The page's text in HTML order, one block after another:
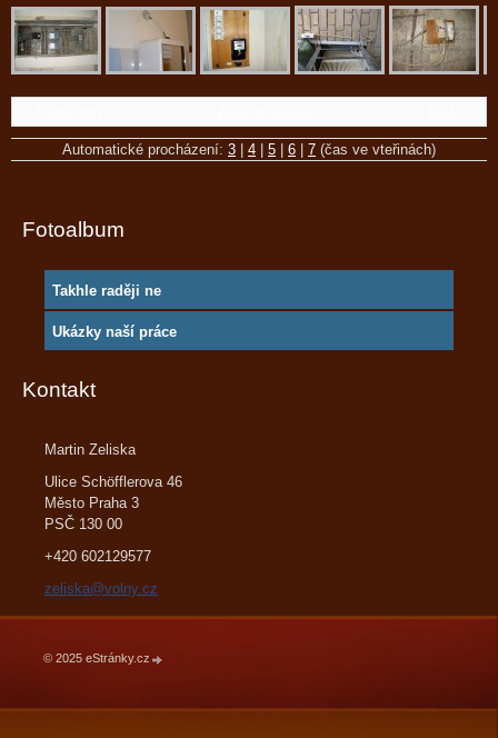
Automatické procházení: 3 4 5 6 7 (čas ve vteřinách)
Fotoalbum
Takhle raději ne
Ukázky naší práce
Kontakt
Martin Zeliska
Ulice Schöfflerova 46
Město Praha 3
PSČ 130 00
+420 602129577
zeliska@volny.cz
© 2025 eStránky.cz